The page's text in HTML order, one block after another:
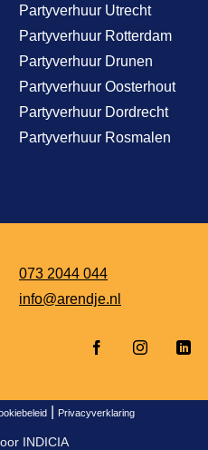
Partyverhuur Utrecht
Partyverhuur Rotterdam
Partyverhuur Drunen
Partyverhuur Oosterhout
Partyverhuur Dordrecht
Partyverhuur Rosmalen
073 2044 044
info@arendje.nl
Privacyverklaring
INDICIA